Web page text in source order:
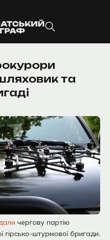
та
чергову партію
гірсько-штурмової бригади.